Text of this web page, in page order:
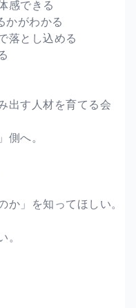
感できる
かがわかる
落とし込める
出す人材を育てる会
側へ。
」を知ってほしい。